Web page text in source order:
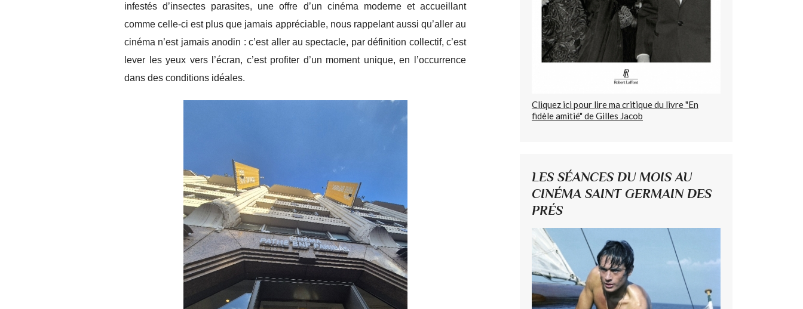
infestés d’insectes parasites, une offre d’un cinéma moderne et accueillant
comme celle-ci est plus que jamais appréciable, nous rappelant aussi qu’aller au
cinéma n’est jamais anodin : c’est aller au spectacle, par définition collectif, c’est
lever les yeux vers l’écran, c’est profiter d’un moment unique, en l’occurrence
dans des conditions idéales.
Cliquez ici pour lire ma critique du livre "En
fidèle amitié" de Gilles Jacob
LES SÉANCES DU MOIS AU
CINÉMA SAINT GERMAIN DES
PRÉS